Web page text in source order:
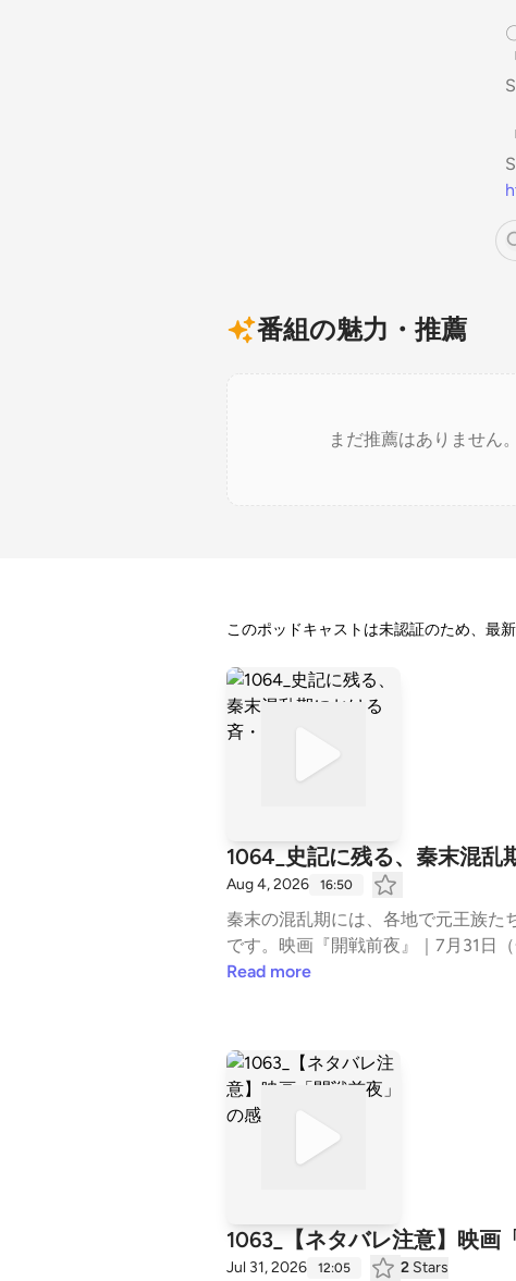
番組の魅力・推薦
まだ推薦はありません
このポッドキャストは未認証のため、最
1064_史記に残る、秦末混乱
Aug 4, 2026 16:50
秦末の混乱期には、各地で元王族た
です。映画『開戦前夜』｜7月31日
s.gle/GuC45eyq4vKTA6Ux8⁠⁠⁠⁠⁠⁠⁠⁠日本史
Read more
1063_【ネタバレ注意】映画
Jul 31, 2026 12:05 2 Stars